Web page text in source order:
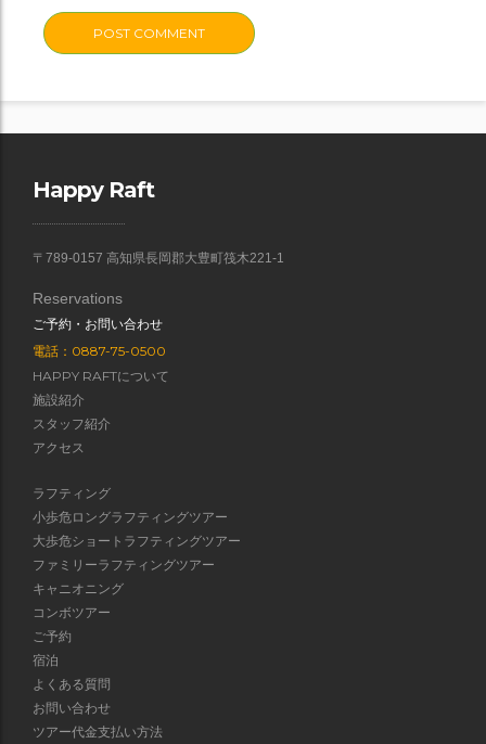
Happy Raft
〒789-0157 高知県長岡郡大豊町筏木221-1
Reservations
ご予約・お問い合わせ
電話：0887-75-0500
HAPPY RAFTについて
施設紹介
スタッフ紹介
アクセス
ラフティング
小歩危ロングラフティングツアー
大歩危ショートラフティングツアー
ファミリーラフティングツアー
キャニオニング
コンボツアー
ご予約
宿泊
よくある質問
お問い合わせ
ツアー代金支払い方法